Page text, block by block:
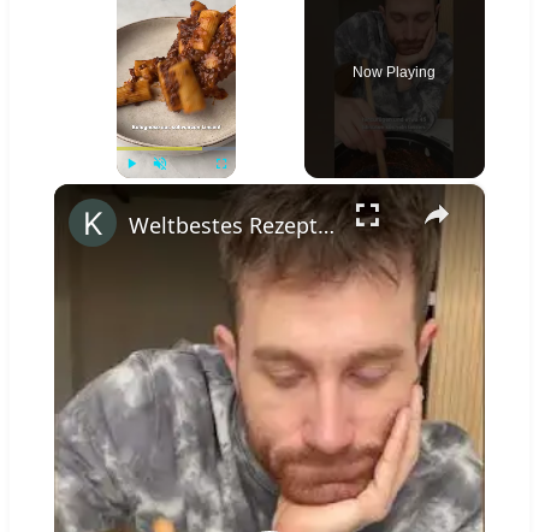
Fullscreen
Now Playing
×
Weltbestes Rezept für vegane Bolognese #shorts